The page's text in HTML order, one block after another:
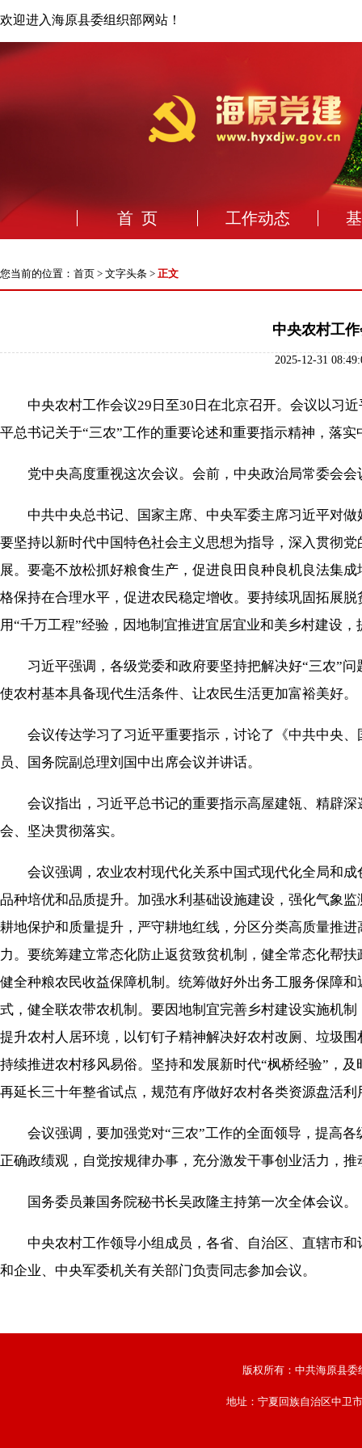
欢迎进入海原县委组织部网站！
首 页 工作动态
您当前的位置： 首页 > 文字头条 > 正文
中央农村工
2025-12-31
中央农村工作会议29日至30日在北京召开。会议以习近
平总书记关于“三农”工作的重要论述和重要指示精神，落
党中央高度重视这次会议。会前，中央政治局常委会会
中共中央总书记、国家主席、中央军委主席习近平对做
要坚持以新时代中国特色社会主义思想为指导，深入贯彻
展。要毫不放松抓好粮食生产，促进良田良种良机良法集
格保持在合理水平，促进农民稳定增收。要持续巩固拓展
用“千万工程”经验，因地制宜推进宜居宜业和美乡村建设
习近平强调，各级党委和政府要坚持把解决好“三农”问
使农村基本具备现代生活条件、让农民生活更加富裕美好。
会议传达学习了习近平重要指示，讨论了《中共中央、
员、国务院副总理刘国中出席会议并讲话。
会议指出，习近平总书记的重要指示高屋建瓴、精辟深
会、坚决贯彻落实。
会议强调，农业农村现代化关系中国式现代化全局和成
品种培优和品质提升。加强水利基础设施建设，强化气象
耕地保护和质量提升，严守耕地红线，分区分类高质量推
力。要统筹建立常态化防止返贫致贫机制，健全常态化帮
健全种粮农民收益保障机制。统筹做好外出务工服务保障
式，健全联农带农机制。要因地制宜完善乡村建设实施机
提升农村人居环境，以钉钉子精神解决好农村改厕、垃圾
持续推进农村移风易俗。坚持和发展新时代“枫桥经验”，
再延长三十年整省试点，规范有序做好农村各类资源盘活
会议强调，要加强党对“三农”工作的全面领导，提高各
正确政绩观，自觉按规律办事，充分激发干事创业活力，
国务委员兼国务院秘书长吴政隆主持第一次全体会议。
中央农村工作领导小组成员，各省、自治区、直辖市和
和企业、中央军委机关有关部门负责同志参加会议。
版权所有：中共海原县委
地址：宁夏回族自治区中卫